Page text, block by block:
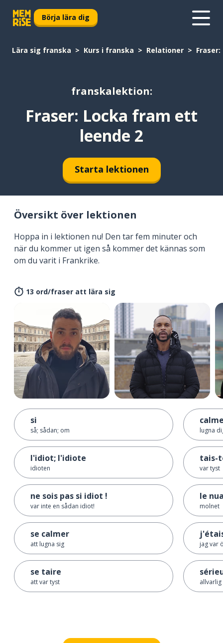
Börja lära dig
Lära sig franska Kurs i franska Relationer
franskalektion:
Fraser: Locka fram ett
leende 2
Starta lektionen
Översikt över lektionen
Hoppa in i lektionen nu! Den tar fem minuter och
när du kommer ut igen så kommer det kännas som
om du varit i Frankrike.
13 ord/fraser att lära sig
si
så; sådan; om
l'idiot; l'idiote
idioten
ne sois pas si idiot !
var inte en sådan idiot!
se calmer
att lugna sig
se taire
att var tyst
lugna
tais-
var tyst
le
molnet
jag var
allvarlig